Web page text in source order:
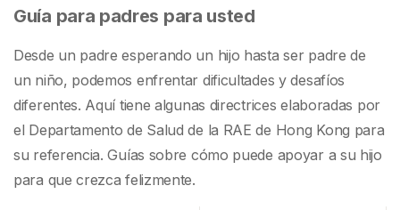
Guía para padres para usted
Desde un padre esperando un hijo hasta ser padre de
un niño, podemos enfrentar dificultades y desafíos
diferentes. Aquí tiene algunas directrices elaboradas por
el Departamento de Salud de la RAE de Hong Kong para
su referencia. Guías sobre cómo puede apoyar a su hijo
para que crezca felizmente.